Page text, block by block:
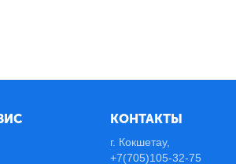
КОНТАКТЫ
г. Кокшетау,
+7(705)105-32-75